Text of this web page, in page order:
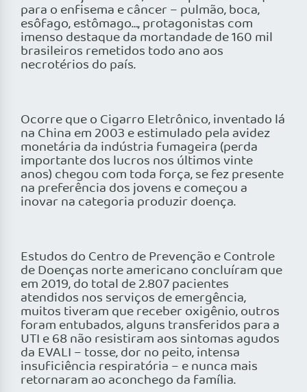
para o enfisema e câncer – pulmão, boca,
esôfago, estômago…, protagonistas com
imenso destaque da mortandade de 160 mil
brasileiros remetidos todo ano aos
necrotérios do país.
Ocorre que o Cigarro Eletrônico, inventado lá
na China em 2003 e estimulado pela avidez
monetária da indústria fumageira (perda
importante dos lucros nos últimos vinte
anos) chegou com toda força, se fez presente
na preferência dos jovens e começou a
inovar na categoria produzir doença.
Estudos do Centro de Prevenção e Controle
de Doenças norte americano concluíram que
em 2019, do total de 2.807 pacientes
atendidos nos serviços de emergência,
muitos tiveram que receber oxigênio, outros
foram entubados, alguns transferidos para a
UTI e 68 não resistiram aos sintomas agudos
da EVALI – tosse, dor no peito, intensa
insuficiência respiratória – e nunca mais
retornaram ao aconchego da família.